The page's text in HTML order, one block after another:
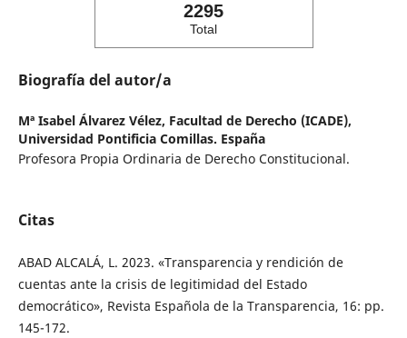
2295
Total
Biografía del autor/a
Mª Isabel Álvarez Vélez, Facultad de Derecho (ICADE),
Universidad Pontificia Comillas. España
Profesora Propia Ordinaria de Derecho Constitucional.
Citas
ABAD ALCALÁ, L. 2023. «Transparencia y rendición de
cuentas ante la crisis de legitimidad del Estado
democrático», Revista Española de la Transparencia, 16: pp.
145-172.